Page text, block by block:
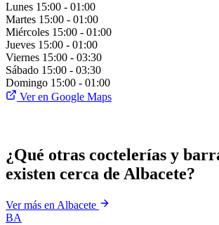
Lunes 15:00 - 01:00
Martes 15:00 - 01:00
Miércoles 15:00 - 01:00
Jueves 15:00 - 01:00
Viernes 15:00 - 03:30
Sábado 15:00 - 03:30
Domingo 15:00 - 01:00
Ver en Google Maps
¿Qué otras coctelerías y
existen cerca de Albacete?
Ver más en Albacete
BA